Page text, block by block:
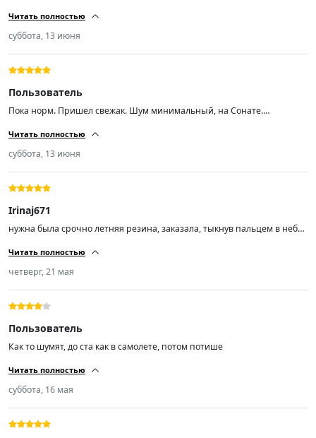
уверенно держала поток воды даже в колеее.. Резина мягкая, тихая...
Насколько хватит неизвестно, но пока радует... Авто ниссан хтрейл
т31...
Читать полностью
суббота, 13 июня
Пользователь
Пока норм. Пришел свежак. Шум минимальный, на Сонате.
Читать полностью
суббота, 13 июня
Irinaj671
нужна была срочно летняя резина, заказала, тыкнув пальцем в небо,
Читать полностью
четверг, 21 мая
Пользователь
Как то шумят, до ста как в самолете, потом потише
Читать полностью
суббота, 16 мая